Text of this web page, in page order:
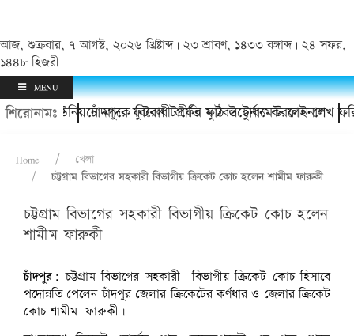
আজ, শুক্রবার, ৭ আগস্ট, ২০২৬ খ্রিষ্টাব্দ | ২৩ শ্রাবণ, ১৪৩৩ বঙ্গাব্দ | ২৪ সফর,
১৪৪৮ হিজরী
MENU
শিরোনামঃ চাঁদপুরে ফুটবল টার্ফের মাঠ উদ্বোধন করলেন শেখ ফরিদ
ইউনিয়নে মাদক বিরোধী প্রীতি ফুটবল টুর্নামেন্ট ফাইনাল
Home
খেলা
চট্টগ্রাম বিভাগের সহকারী বিভাগীয় ক্রিকেট কোচ হলেন শামীম ফারুকী
চট্টগ্রাম বিভাগের সহকারী বিভাগীয় ক্রিকেট কোচ হলেন
শামীম ফারুকীশামীম ফারুকী চট্টগ্রাম বি়ভাগের সহকারী বিভাগীয়
চাঁদপুর:চট্টগ্রাম বিভাগের সহকারী বিভাগীয় ক্রিকেট কোচ হিসাবে
পদোন্নতি পেলেন চাঁদপুর জেলার ক্রিকেটের কর্ণধার ও জেলার ক্রিকেট
কোচ শামীম ফারুকী।